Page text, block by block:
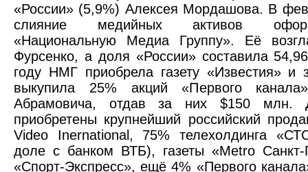
«России» (5,9%) Алексея Мордашова. В
слияние медийных активов
«Национальную Медиа Группу». Её
Фурсенко, а доля «России» составила
году НМГ приобрела газету «Известия» и
выкупила 25% акций «Первого
Абрамовича, отдав за них $150 млн.
приобретены крупнейший российский
Video Inernational, 75% телехолдинга
доле с банком ВТБ), газеты «Metro Санкт-
«Спорт-Экспресс», ещё 4% «Первого